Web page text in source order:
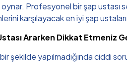
Profesyonel bir şap ustası
karşılayacak en iyi şap
Ararken Dikkat Etmeniz
şekilde yapılmadığında